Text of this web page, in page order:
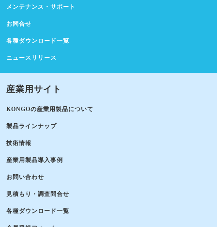
メンテナンス・サポート
お問合せ
各種ダウンロード一覧
ニュースリリース
産業用サイト
KONGOの産業用製品について
製品ラインナップ
技術情報
産業用製品導入事例
お問い合わせ
見積もり・調査問合せ
各種ダウンロード一覧